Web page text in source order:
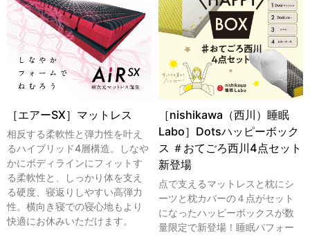
［エアーSX］マットレス
相反する柔軟性と弾力性を叶え
るハイブリッド4層構造。しなや
かにボディラインにフィットす
る柔軟性と、しっかり体を支え
る硬度、寝返りしやすい高弾力
性。横向き寝での寝心地もより
快適にお休みいただけます。
［nishikawa（西川）睡眠
Labo］Dotsハッピーボック
ス ＃おてごろ西川4点セット
新登場
点で支えるマットレスと枕にシ
ーツと枕カバーの４点がセット
になったハッピーボックスが数
量限定で新登場！睡眠パフォー